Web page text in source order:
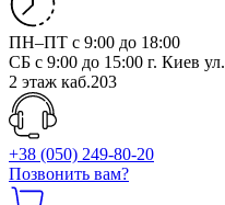
ПН–ПТ с 9:00 до 18:00
СБ с 9:00 до 15:00 г. Киев
2 этаж каб.203
+38 (050) 249-80-20
Позвонить вам?